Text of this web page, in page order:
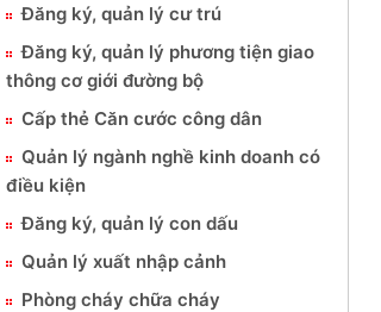
Đăng ký, quản lý cư trú
Đăng ký, quản lý phương tiện giao
thông cơ giới đường bộ
Cấp thẻ Căn cước công dân
Quản lý ngành nghề kinh doanh có
điều kiện
Đăng ký, quản lý con dấu
Quản lý xuất nhập cảnh
Phòng cháy chữa cháy